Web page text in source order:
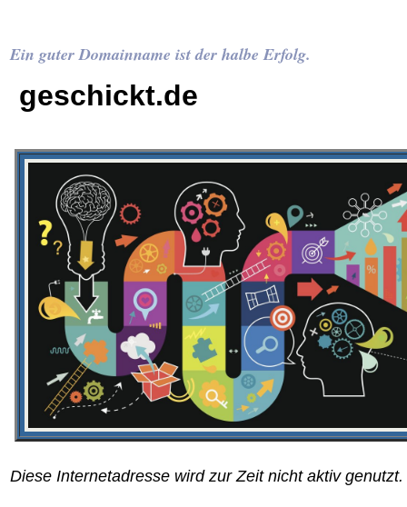
Ein guter Domainname ist der halbe Erfolg.
geschickt.de
Diese Internetadresse wird zur Zeit nicht aktiv genutzt.